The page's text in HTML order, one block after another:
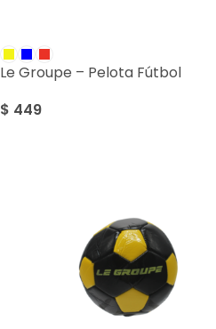
Le Groupe – Pelota Fútbol
$ 449